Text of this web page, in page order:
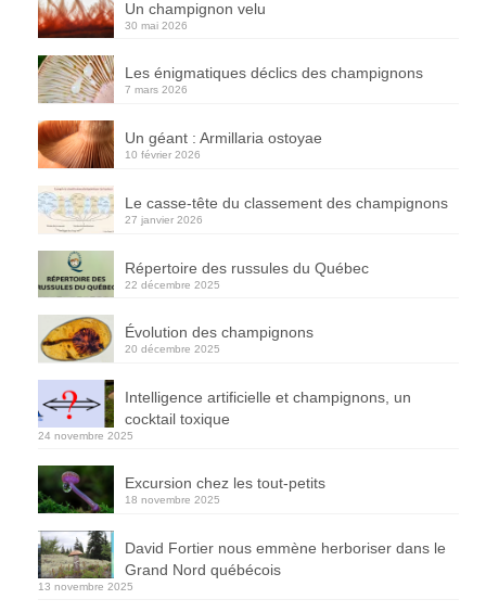
Un champignon velu
30 mai 2026
Les énigmatiques déclics des champignons
7 mars 2026
Un géant : Armillaria ostoyae
10 février 2026
Le casse-tête du classement des champignons
27 janvier 2026
Répertoire des russules du Québec
22 décembre 2025
Évolution des champignons
20 décembre 2025
Intelligence artificielle et champignons, un
cocktail toxique
24 novembre 2025
Excursion chez les tout-petits
18 novembre 2025
David Fortier nous emmène herboriser dans le
Grand Nord québécois
13 novembre 2025